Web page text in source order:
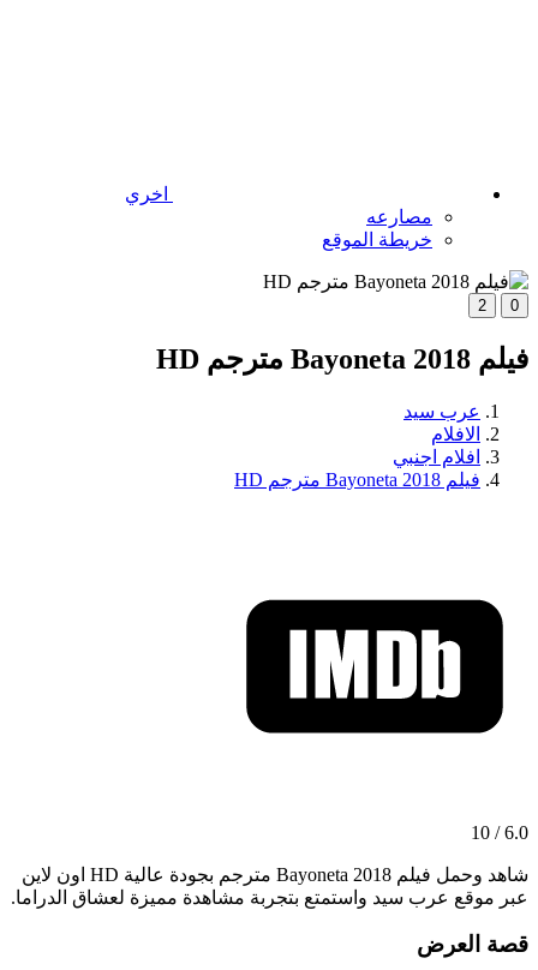
اخري
مصارعه
خريطة الموقع
0
2
فيلم Bayoneta 2018 مترجم HD
عرب سيد
الافلام
افلام اجنبي
فيلم Bayoneta 2018 مترجم HD
6.0 / 10
شاهد وحمل فيلم Bayoneta 2018 مترجم بجودة عالية HD اون لاين
عبر موقع عرب سيد واستمتع بتجربة مشاهدة مميزة لعشاق الدراما.
قصة العرض